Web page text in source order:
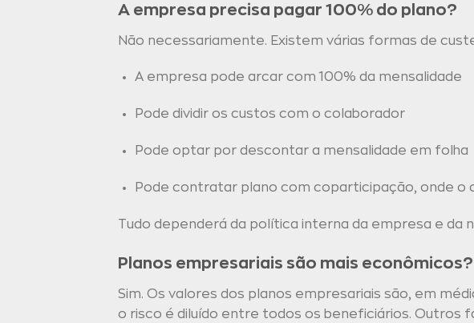
A empresa precisa pagar 100% do plano?
Não necessariamente. Existem várias formas de
A empresa pode arcar com 100% da mensalidade
Pode dividir os custos com o colaborador
Pode optar por descontar a mensalidade em folha
Pode contratar plano com coparticipação, onde o
Tudo dependerá da política interna da empresa e da
Planos empresariais são mais econômicos?
Sim. Os valores dos planos empresariais são, em
o risco é diluído entre todos os beneficiários. Outros